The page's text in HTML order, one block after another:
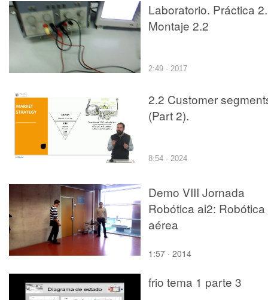
Laboratorio. Práctica 2.
Montaje 2.2
2:49 · 2017
2.2 Customer
(Part 2).
8:54 · 2024
Demo VIII Jornada
Robótica ai2: Robótica
aérea
1:57 · 2014
frio tema 1 parte 3